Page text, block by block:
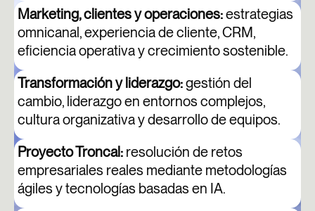
Marketing, clientes y operaciones:estrategias
omnicanal, experiencia de cliente, CRM,
eficiencia operativa y crecimiento sostenible.
Transformación y liderazgo:gestión del
cambio, liderazgo en entornos complejos,
cultura organizativa y desarrollo de equipos.
Proyecto Troncal: resolución de retos
empresariales reales mediante metodologías
ágiles y tecnologías basadas en IA.